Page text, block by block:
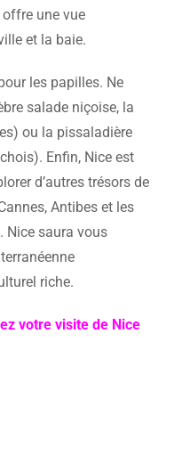
une vue
et la baie.
les papilles. Ne
salade niçoise, la
ou la pissaladière
Enfin, Nice est
d’autres trésors de
Antibes et les
Nice saura vous
riche.
votre visite de Nice